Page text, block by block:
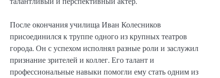
После окончания училища Иван Колесников
присоединился к труппе одного из крупных театров
города. Он с успехом исполнял разные роли и заслужил
признание зрителей и коллег. Его талант и
профессиональные навыки помогли ему стать одним из